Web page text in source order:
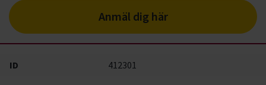
Anmäl dig här
ID 412301